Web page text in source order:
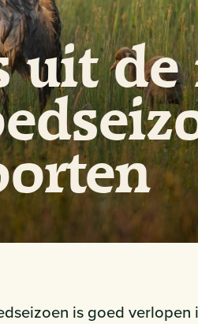
uit de
is goed verlopen